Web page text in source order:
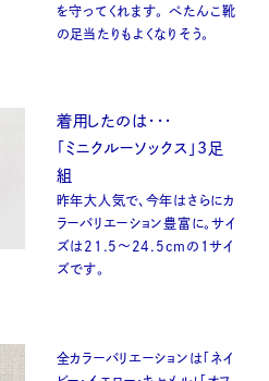
を守ってくれます。 ぺたんこ靴
の足当たりもよくなりそう。
着用したのは・・・
「ミニクルーソックス」3足
組
昨年大人気で、今年はさらにカ
ラーバリエーション豊富に。サイ
ズは21.5〜24.5cmの1サイ
ズです。
全カラーバリエーションは「ネイ